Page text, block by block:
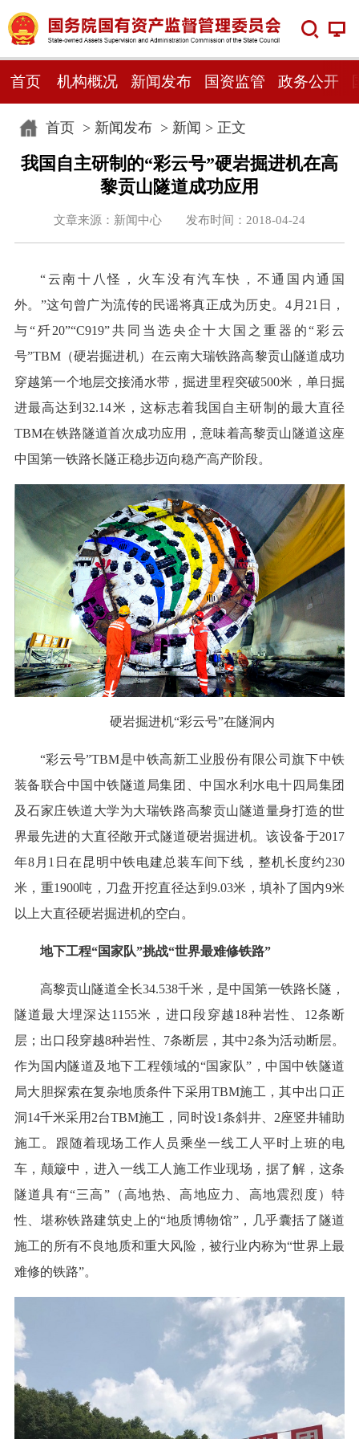
首页 机构概况 新闻发布 国资监管 政务公开
首页> 新闻发布> 新闻 > 正文
我国自主研制的“彩云号”硬岩掘进机在高
黎贡山隧道成功应用
文章来源：新闻中心 发布时间：2018-04-24
“云南十八怪，火车没有汽车快，不通国内通国
外。”这句曾广为流传的民谣将真正成为历史。4月21日，
与“歼20”“C919”共同当选央企十大国之重器的“彩云
号”TBM（硬岩掘进机）在云南大瑞铁路高黎贡山隧道成功
穿越第一个地层交接涌水带，掘进里程突破500米，单日掘
进最高达到32.14米，这标志着我国自主研制的最大直径
TBM在铁路隧道首次成功应用，意味着高黎贡山隧道这座
中国第一铁路长隧正稳步迈向稳产高产阶段。
硬岩掘进机“彩云号”在隧洞内
“彩云号”TBM是中铁高新工业股份有限公司旗下中铁
装备联合中国中铁隧道局集团、中国水利水电十四局集团
及石家庄铁道大学为大瑞铁路高黎贡山隧道量身打造的世
界最先进的大直径敞开式隧道硬岩掘进机。该设备于2017
年8月1日在昆明中铁电建总装车间下线，整机长度约230
米，重1900吨，刀盘开挖直径达到9.03米，填补了国内9米
以上大直径硬岩掘进机的空白。
地下工程“国家队”挑战“世界最难修铁路”
高黎贡山隧道全长34.538千米，是中国第一铁路长隧，
隧道最大埋深达1155米，进口段穿越18种岩性、12条断
层；出口段穿越8种岩性、7条断层，其中2条为活动断层。
作为国内隧道及地下工程领域的“国家队”，中国中铁隧道
局大胆探索在复杂地质条件下采用TBM施工，其中出口正
洞14千米采用2台TBM施工，同时设1条斜井、2座竖井辅助
施工。跟随着现场工作人员乘坐一线工人平时上班的电
车，颠簸中，进入一线工人施工作业现场，据了解，这条
隧道具有“三高”（高地热、高地应力、高地震烈度）特
性、堪称铁路建筑史上的“地质博物馆”，几乎囊括了隧道
施工的所有不良地质和重大风险，被行业内称为“世界上最
难修的铁路”。